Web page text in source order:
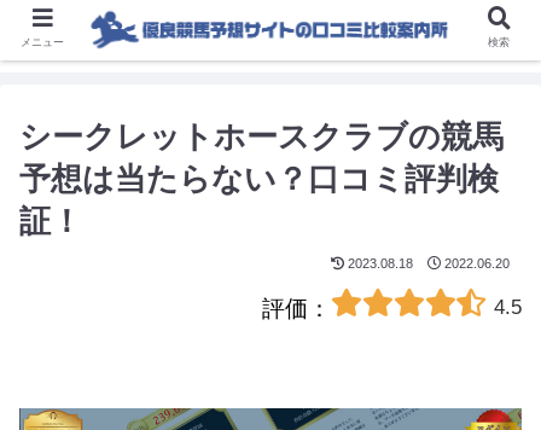
シークレットホースクラブの競馬
予想は当たらない？口コミ評判検
証！
2023.08.18 2022.06.20
4.5
メニュー 検索